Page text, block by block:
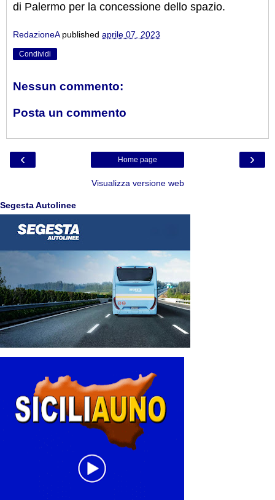
di Palermo per la concessione dello spazio.
RedazioneA published aprile 07, 2023
Condividi
Nessun commento:
Posta un commento
‹ ›
Home page
Visualizza versione web
Segesta Autolinee